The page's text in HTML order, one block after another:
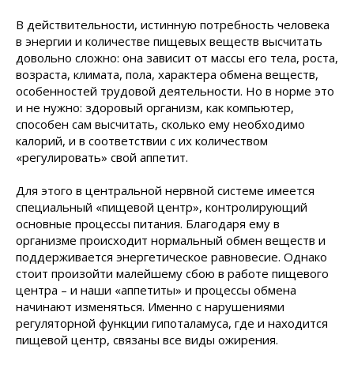
В действительности, истинную потребность человека
в энергии и количестве пищевых веществ высчитать
довольно сложно: она зависит от массы его тела, роста,
возраста, климата, пола, характера обмена веществ,
особенностей трудовой деятельности. Но в норме это
и не нужно: здоровый организм, как компьютер,
способен сам высчитать, сколько ему необходимо
калорий, и в соответствии с их количеством
«регулировать» свой аппетит.
Для этого в центральной нервной системе имеется
специальный «пищевой центр», контролирующий
основные процессы питания. Благодаря ему в
организме происходит нормальный обмен веществ и
поддерживается энергетическое равновесие. Однако
стоит произойти малейшему сбою в работе пищевого
центра – и наши «аппетиты» и процессы обмена
начинают изменяться. Именно с нарушениями
регуляторной функции гипоталамуса, где и находится
пищевой центр, связаны все виды ожирения.